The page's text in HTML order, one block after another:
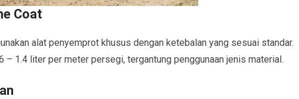
Coat
alat penyemprot khusus dengan ketebalan yang sesuai standar.
– 1.4 liter per meter persegi, tergantung penggunaan jenis material.